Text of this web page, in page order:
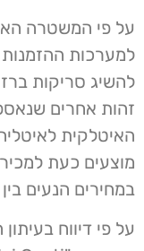
על פי המשטרה
למערכות ההזמנות
להשיג סריקות
זהות אחרים
מוצעים כעת
במחירים הנעים בין 800 ל-10,000 יורו.